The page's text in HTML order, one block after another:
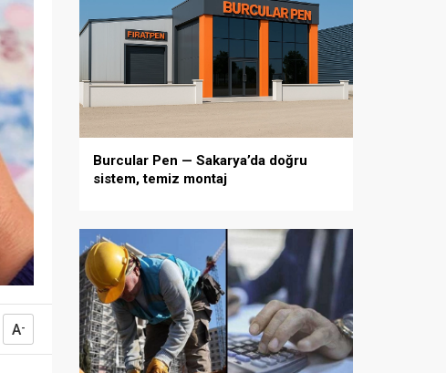
A-
Burcular Pen — Sakarya’da doğru
sistem, temiz montaj